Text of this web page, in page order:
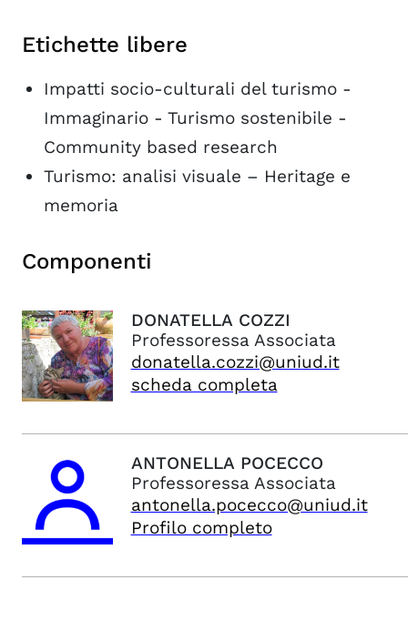
Etichette libere
Impatti socio-culturali del turismo -
Immaginario - Turismo sostenibile -
Community based research
Turismo: analisi visuale – Heritage e
memoria
Componenti
DONATELLA COZZI
Professoressa Associata
donatella.cozzi@uniud.it
scheda completa
ANTONELLA POCECCO
Professoressa Associata
antonella.pocecco@uniud.it
Profilo completo